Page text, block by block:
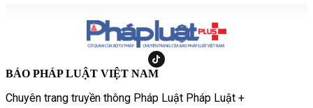
BÁO PHÁP LUẬT VIỆT NAM
Chuyên trang truyền thông Pháp Luật Pháp Luật +